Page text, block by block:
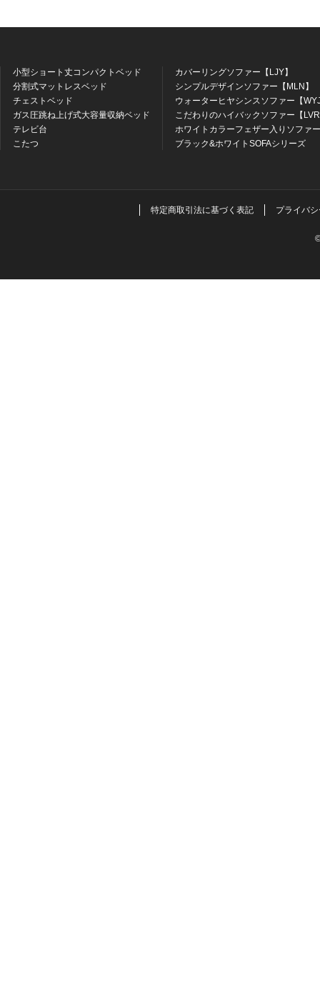
小型ショート丈コンパクトベッド
分割式マットレスベッド
チェストベッド
ガス圧跳ね上げ式大容量収納ベッド
テレビ台
こたつ
カバーリングソファー【LJY】
シンプルデザインソファー【MLN】
ウォーターヒヤシンスソファー【
こだわりのハイバックソファー【
ホワイトカラーフェザー入りソファ
ブラック&ホワイトSOFAシリーズ
特定商取引法に基づく表記 プライバ